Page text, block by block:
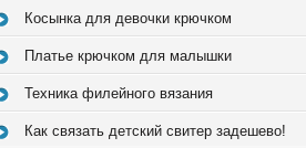
Косынка для девочки крючком
Платье крючком для малышки
Техника филейного вязания
Как связать детский свитер задешево!